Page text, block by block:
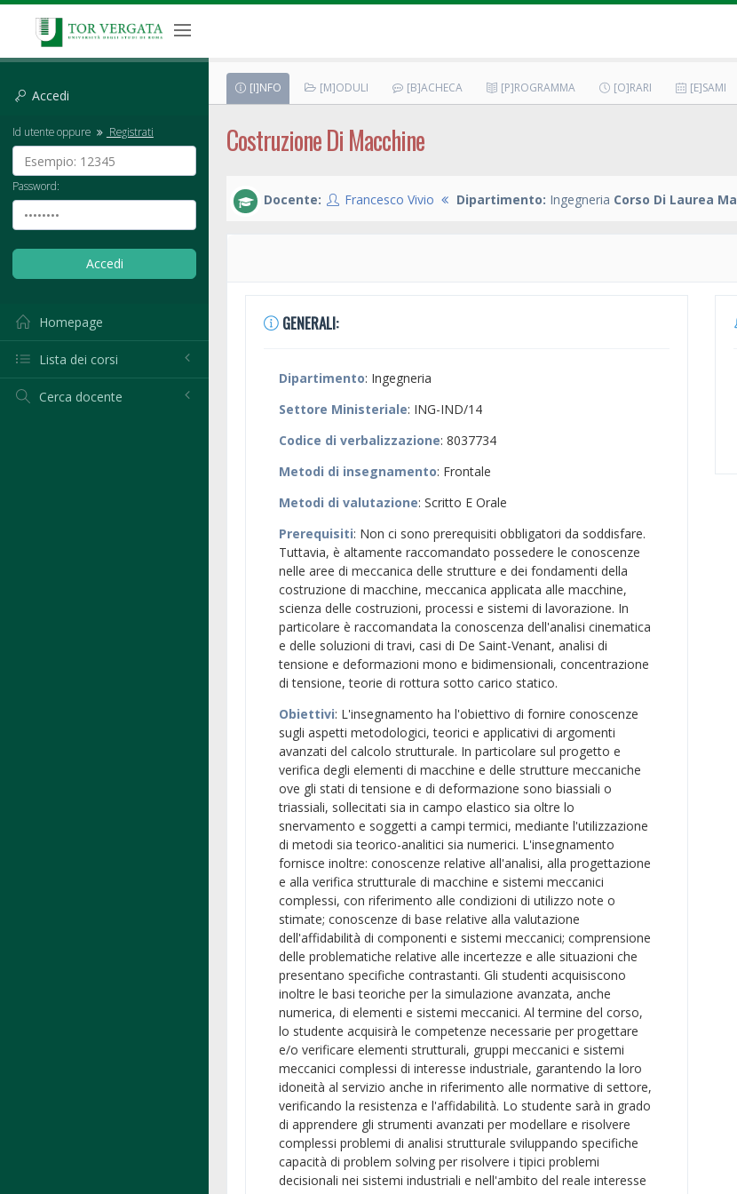
Accedi
Id utente oppure Registrati
Password:
Homepage
Lista dei corsi
Cerca docente
[I]NFO [M]ODULI [B]ACHECA [P]ROGRAMMA [O]RARI [E]SAMI
Costruzione Di Macchine
Docente: Francesco Vivio Dipartimento: Ingegneria Corso Di Laurea
GENERALI:
Dipartimento: Ingegneria
Settore Ministeriale: ING-IND/14
Codice di verbalizzazione: 8037734
Metodi di insegnamento: Frontale
Metodi di valutazione: Scritto E Orale
Prerequisiti: Non ci sono prerequisiti obbligatori da soddisfare.
Tuttavia, è altamente raccomandato possedere le conoscenze
nelle aree di meccanica delle strutture e dei fondamenti della
costruzione di macchine, meccanica applicata alle macchine,
scienza delle costruzioni, processi e sistemi di lavorazione. In
particolare è raccomandata la conoscenza dell'analisi cinematica
e delle soluzioni di travi, casi di De Saint-Venant, analisi di
tensione e deformazioni mono e bidimensionali, concentrazione
di tensione, teorie di rottura sotto carico statico.
Obiettivi: L'insegnamento ha l'obiettivo di fornire conoscenze
sugli aspetti metodologici, teorici e applicativi di argomenti
avanzati del calcolo strutturale. In particolare sul progetto e
verifica degli elementi di macchine e delle strutture meccaniche
ove gli stati di tensione e di deformazione sono biassiali o
triassiali, sollecitati sia in campo elastico sia oltre lo
snervamento e soggetti a campi termici, mediante l'utilizzazione
di metodi sia teorico-analitici sia numerici. L'insegnamento
fornisce inoltre: conoscenze relative all'analisi, alla progettazione
e alla verifica strutturale di macchine e sistemi meccanici
complessi, con riferimento alle condizioni di utilizzo note o
stimate; conoscenze di base relative alla valutazione
dell'affidabilità di componenti e sistemi meccanici; comprensione
delle problematiche relative alle incertezze e alle situazioni che
presentano specifiche contrastanti. Gli studenti acquisiscono
inoltre le basi teoriche per la simulazione avanzata, anche
numerica, di elementi e sistemi meccanici. Al termine del corso,
lo studente acquisirà le competenze necessarie per progettare
e/o verificare elementi strutturali, gruppi meccanici e sistemi
meccanici complessi di interesse industriale, garantendo la loro
idoneità al servizio anche in riferimento alle normative di settore,
verificando la resistenza e l'affidabilità. Lo studente sarà in grado
di apprendere gli strumenti avanzati per modellare e risolvere
complessi problemi di analisi strutturale sviluppando specifiche
capacità di problem solving per risolvere i tipici problemi
decisionali nei sistemi industriali e nell'ambito del reale interesse